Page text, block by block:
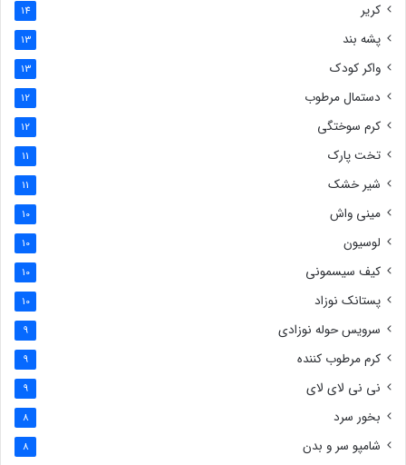
کریر 14
پشه بند 13
واکر کودک 13
دستمال مرطوب 12
کرم سوختگی 12
تخت پارک 11
شیر خشک 11
مینی واش 10
لوسیون 10
کیف سیسمونی 10
پستانک نوزاد 10
سرویس حوله نوزادی 9
کرم مرطوب کننده 9
نی نی لای لای 9
بخور سرد 8
شامپو سر و بدن 8